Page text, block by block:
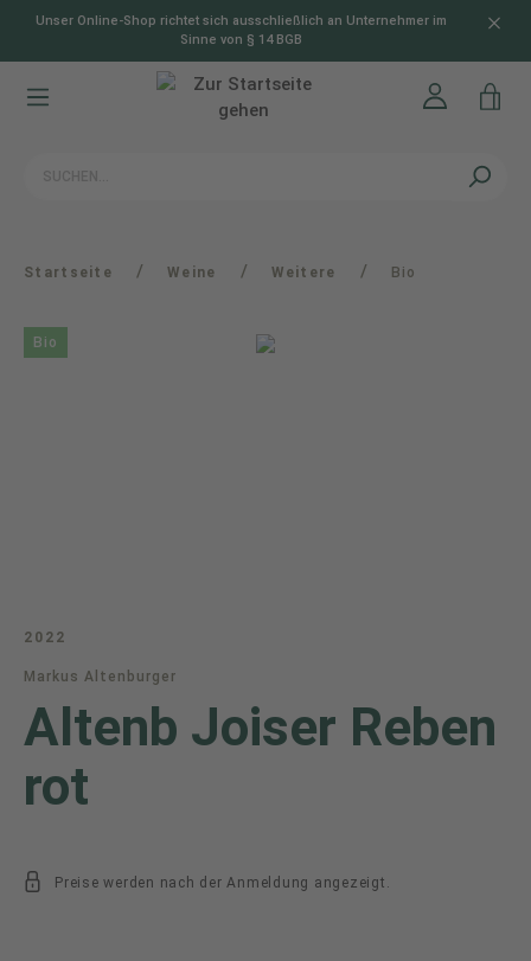
springen
Unser Online-Shop richtet sich ausschließlich an Unternehmer im
Sinne von § 14 BGB
Startseite / Weine / Weitere / Bio
Bio
2022
Markus Altenburger
Altenb Joiser Reben
rot
Preise werden nach der Anmeldung angezeigt.